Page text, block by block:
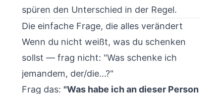
spüren den Unterschied in der Regel.
Die einfache Frage, die alles verändert
Wenn du nicht weißt, was du schenken
sollst — frag nicht: "Was schenke ich
jemandem, der/die...?"
Frag das: "Was habe ich an dieser Person